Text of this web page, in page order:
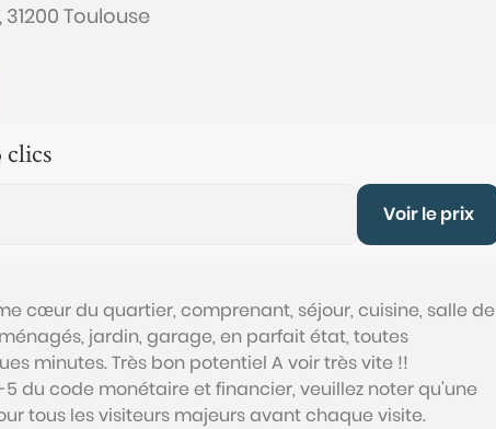
Toulouse
clics
Voir le prix
cœur du quartier, comprenant, séjour, cuisine, salle de
jardin, garage, en parfait état, toutes
minutes. Très bon potentiel A voir très vite !!
5 du code monétaire et financier, veuillez noter qu'une
tous les visiteurs majeurs avant chaque visite.